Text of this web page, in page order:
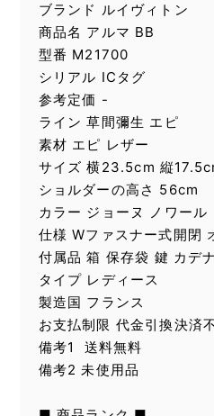
ブランド ルイヴィトン
商品名 アルマ BB
型番 M21700
シリアル ICタグ
参考定価 -
ライン 草間彌生 エピ
素材 エピ レザー
サイズ 横23.5cm 縦
ショルダーの高さ 56cm
カラー ジョーヌ ノワール
仕様 Wファスナー式開閉
付属品 箱 保存袋 鍵 カデナ
タイプ レディース
製造国 フランス
お支払制限 代金引換決済
備考1 送料無料
備考2 未使用品